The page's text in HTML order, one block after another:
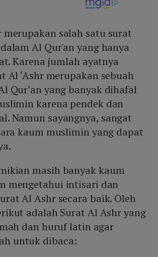
merupakan salah satu surat
Al Qur'an yang hanya
Karena jumlah ayatnya
Al ‘Ashr merupakan sebuah
Qur’an yang banyak dihafal
karena pendek dan
Namun sayangnya, sangat
kaum muslimin yang dapat
masih banyak kaum
mengetahui intisari dan
Al Ashr secara baik. Oleh
adalah Surat Al Ashr yang
dan huruf latin agar
untuk dibaca: